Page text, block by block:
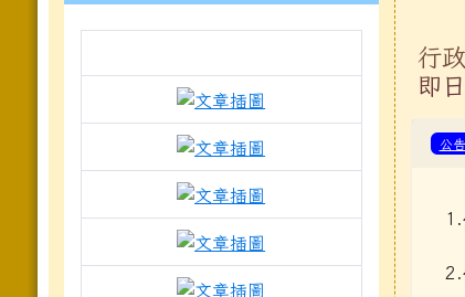
link to https://
link to https://
link to https://
link to https://
link to https://
行
即
公告
1.
2.